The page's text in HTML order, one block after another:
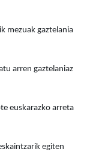
mezuak gaztelania
arren gaztelaniaz
euskarazko arreta
egiten